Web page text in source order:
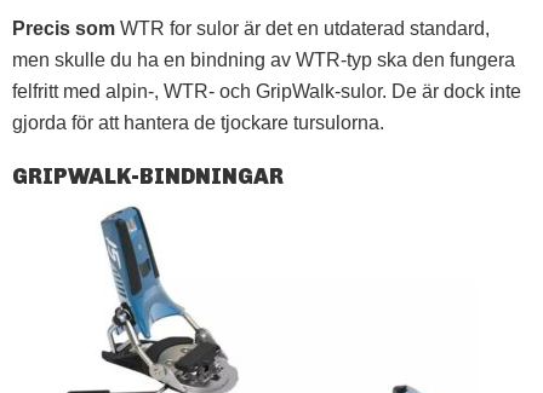
Precis som WTR for sulor är det en utdaterad standard,
men skulle du ha en bindning av WTR-typ ska den fungera
felfritt med alpin-, WTR- och GripWalk-sulor. De är dock inte
gjorda för att hantera de tjockare tursulorna.
GRIPWALK-BINDNINGAR